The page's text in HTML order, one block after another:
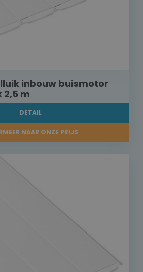
inbouw buismotor
2,5 m
DETAIL
NAAR ONZE PRIJS